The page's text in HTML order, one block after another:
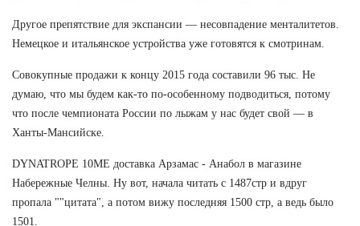
Другое препятствие для экспансии — несовпадение менталитетов.
Немецкое и итальянское устройства уже готовятся к смотринам.
Совокупные продажи к концу 2015 года составили 96 тыс. Не
думаю, что мы будем как-то по-особенному подводиться, потому
что после чемпионата России по лыжам у нас будет свой — в
Ханты-Мансийске.
DYNATROPE 10ME доставка Арзамас - Анабол в магазине
Набережные Челны. Ну вот, начала читать с 1487стр и вдруг
пропала ""цитата", а потом вижу последняя 1500 стр, а ведь было
1501.